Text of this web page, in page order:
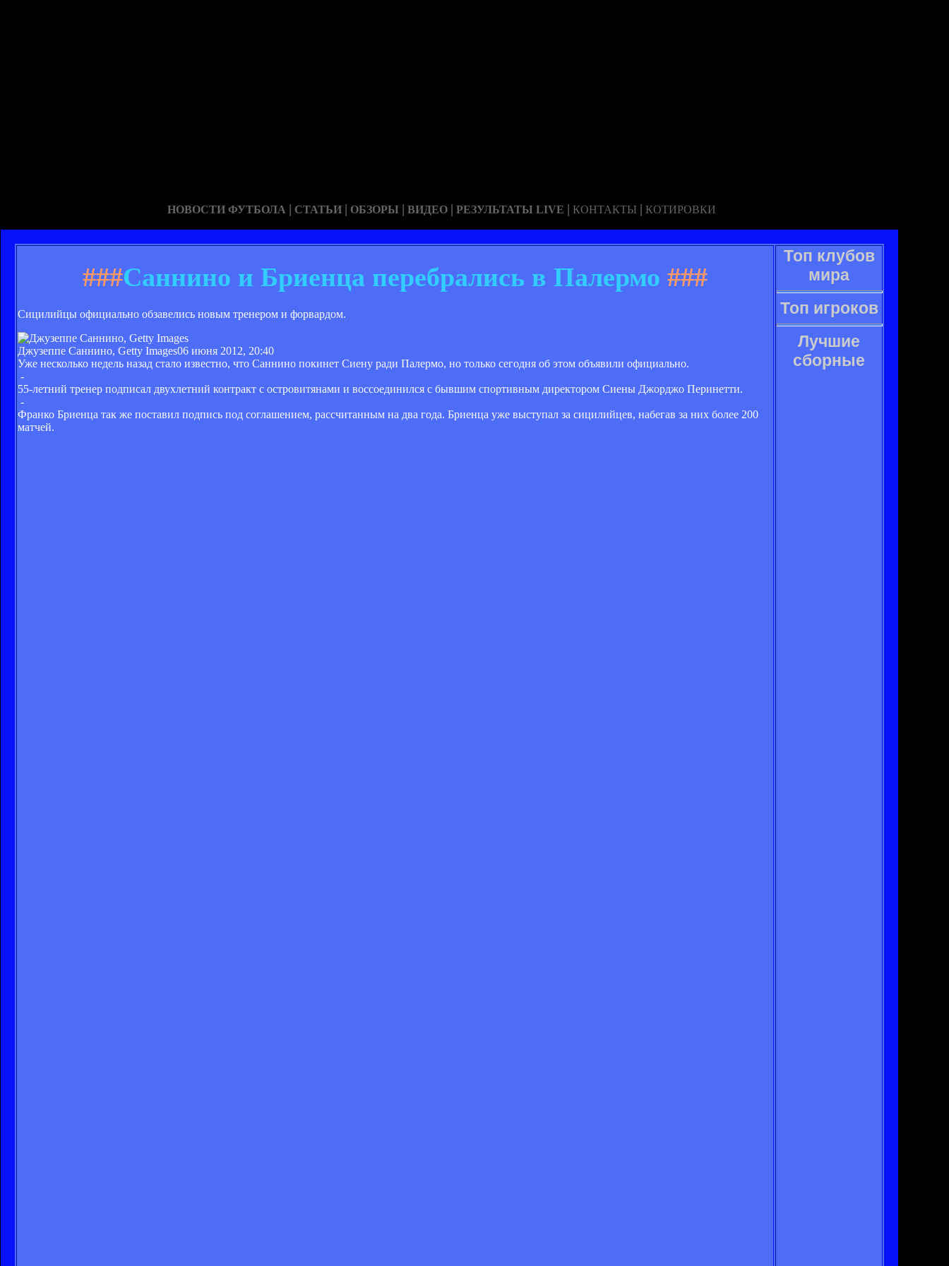
НОВОСТИ ФУТБОЛА | СТАТЬИ | ОБЗОРЫ | ВИДЕО | РЕЗУЛЬТАТЫ LIVE | КОНТАКТЫ | КОТИРОВКИ
###Саннино и Бриенца перебрались в Палермо ###
Сицилийцы официально обзавелись новым тренером и форвардом.
Джузеппе Саннино, Getty Images06 июня 2012, 20:40
Уже несколько недель назад стало известно, что Саннино покинет Сиену ради Палермо, но только сегодня об этом объявили официально.
-
55-летний тренер подписал двухлетний контракт с островитянами и воссоединился с бывшим спортивным директором Сиены Джорджо Перинетти.
-
Франко Бриенца так же поставил подпись под соглашением, рассчитанным на два года. Бриенца уже выступал за сицилийцев, набегав за них более 200
матчей.
Топ клубов
мира
Топ игроков
Лучшие
сборные